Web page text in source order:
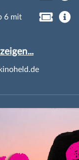
6 mit